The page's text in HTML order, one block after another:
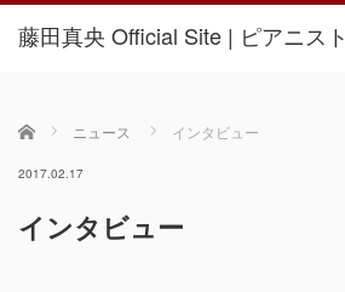
藤田真央 Official Site | ピアニスト
ホーム ニュース インタビュー
2017.02.17
インタビュー